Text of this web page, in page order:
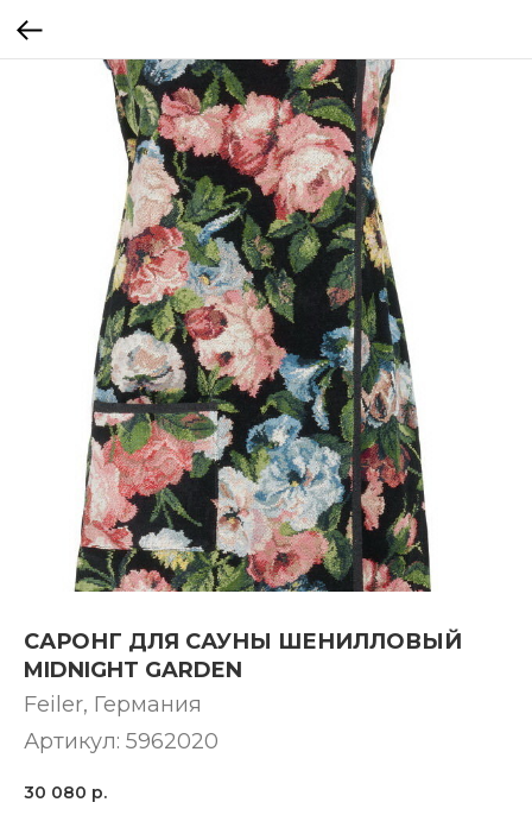
САРОНГ ДЛЯ САУНЫ ШЕНИЛЛОВЫЙ
MIDNIGHT GARDEN
Feiler, Германия
Артикул: 5962020
30 080 р.